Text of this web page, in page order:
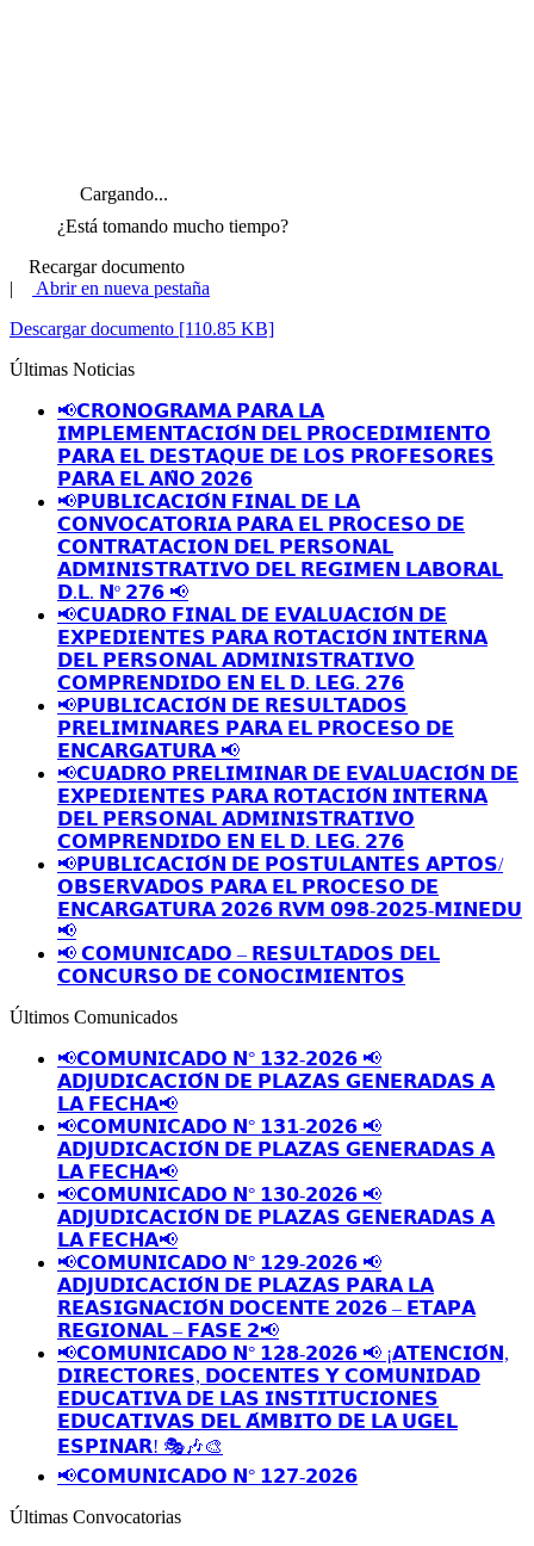
Cargando...
¿Está tomando mucho tiempo?
Recargar documento
|
Abrir en nueva pestaña
Descargar documento [110.85 KB]
Últimas Noticias
📢𝗖𝗥𝗢𝗡𝗢𝗚𝗥𝗔𝗠𝗔 𝗣𝗔𝗥𝗔 𝗟𝗔
𝗜𝗠𝗣𝗟𝗘𝗠𝗘𝗡𝗧𝗔𝗖𝗜𝗢́𝗡 𝗗𝗘𝗟 𝗣𝗥𝗢𝗖𝗘𝗗𝗜𝗠𝗜𝗘𝗡𝗧𝗢
𝗣𝗔𝗥𝗔 𝗘𝗟 𝗗𝗘𝗦𝗧𝗔𝗤𝗨𝗘 𝗗𝗘 𝗟𝗢𝗦 𝗣𝗥𝗢𝗙𝗘𝗦𝗢𝗥𝗘𝗦
𝗣𝗔𝗥𝗔 𝗘𝗟 𝗔𝗡̃𝗢 𝟮𝟬𝟮𝟲
📢𝗣𝗨𝗕𝗟𝗜𝗖𝗔𝗖𝗜𝗢́𝗡 𝗙𝗜𝗡𝗔𝗟 𝗗𝗘 𝗟𝗔
𝗖𝗢𝗡𝗩𝗢𝗖𝗔𝗧𝗢𝗥𝗜𝗔 𝗣𝗔𝗥𝗔 𝗘𝗟 𝗣𝗥𝗢𝗖𝗘𝗦𝗢 𝗗𝗘
𝗖𝗢𝗡𝗧𝗥𝗔𝗧𝗔𝗖𝗜𝗢𝗡 𝗗𝗘𝗟 𝗣𝗘𝗥𝗦𝗢𝗡𝗔𝗟
𝗔𝗗𝗠𝗜𝗡𝗜𝗦𝗧𝗥𝗔𝗧𝗜𝗩𝗢 𝗗𝗘𝗟 𝗥𝗘𝗚𝗜𝗠𝗘𝗡 𝗟𝗔𝗕𝗢𝗥𝗔𝗟
𝗗.𝗟. 𝗡º 𝟮𝟳𝟲 📢
📢𝗖𝗨𝗔𝗗𝗥𝗢 𝗙𝗜𝗡𝗔𝗟 𝗗𝗘 𝗘𝗩𝗔𝗟𝗨𝗔𝗖𝗜𝗢́𝗡 𝗗𝗘
𝗘𝗫𝗣𝗘𝗗𝗜𝗘𝗡𝗧𝗘𝗦 𝗣𝗔𝗥𝗔 𝗥𝗢𝗧𝗔𝗖𝗜𝗢́𝗡 𝗜𝗡𝗧𝗘𝗥𝗡𝗔
𝗗𝗘𝗟 𝗣𝗘𝗥𝗦𝗢𝗡𝗔𝗟 𝗔𝗗𝗠𝗜𝗡𝗜𝗦𝗧𝗥𝗔𝗧𝗜𝗩𝗢
𝗖𝗢𝗠𝗣𝗥𝗘𝗡𝗗𝗜𝗗𝗢 𝗘𝗡 𝗘𝗟 𝗗. 𝗟𝗘𝗚. 𝟮𝟳𝟲
📢𝗣𝗨𝗕𝗟𝗜𝗖𝗔𝗖𝗜𝗢́𝗡 𝗗𝗘 𝗥𝗘𝗦𝗨𝗟𝗧𝗔𝗗𝗢𝗦
𝗣𝗥𝗘𝗟𝗜𝗠𝗜𝗡𝗔𝗥𝗘𝗦 𝗣𝗔𝗥𝗔 𝗘𝗟 𝗣𝗥𝗢𝗖𝗘𝗦𝗢 𝗗𝗘
𝗘𝗡𝗖𝗔𝗥𝗚𝗔𝗧𝗨𝗥𝗔 📢
📢𝗖𝗨𝗔𝗗𝗥𝗢 𝗣𝗥𝗘𝗟𝗜𝗠𝗜𝗡𝗔𝗥 𝗗𝗘 𝗘𝗩𝗔𝗟𝗨𝗔𝗖𝗜𝗢́𝗡 𝗗𝗘
𝗘𝗫𝗣𝗘𝗗𝗜𝗘𝗡𝗧𝗘𝗦 𝗣𝗔𝗥𝗔 𝗥𝗢𝗧𝗔𝗖𝗜𝗢́𝗡 𝗜𝗡𝗧𝗘𝗥𝗡𝗔
𝗗𝗘𝗟 𝗣𝗘𝗥𝗦𝗢𝗡𝗔𝗟 𝗔𝗗𝗠𝗜𝗡𝗜𝗦𝗧𝗥𝗔𝗧𝗜𝗩𝗢
𝗖𝗢𝗠𝗣𝗥𝗘𝗡𝗗𝗜𝗗𝗢 𝗘𝗡 𝗘𝗟 𝗗. 𝗟𝗘𝗚. 𝟮𝟳𝟲
📢𝗣𝗨𝗕𝗟𝗜𝗖𝗔𝗖𝗜𝗢́𝗡 𝗗𝗘 𝗣𝗢𝗦𝗧𝗨𝗟𝗔𝗡𝗧𝗘𝗦 𝗔𝗣𝗧𝗢𝗦/
𝗢𝗕𝗦𝗘𝗥𝗩𝗔𝗗𝗢𝗦 𝗣𝗔𝗥𝗔 𝗘𝗟 𝗣𝗥𝗢𝗖𝗘𝗦𝗢 𝗗𝗘
𝗘𝗡𝗖𝗔𝗥𝗚𝗔𝗧𝗨𝗥𝗔 𝟮𝟬𝟮𝟲 𝗥𝗩𝗠 𝟬𝟵𝟴-𝟮𝟬𝟮𝟱-𝗠𝗜𝗡𝗘𝗗𝗨
📢
📢 𝗖𝗢𝗠𝗨𝗡𝗜𝗖𝗔𝗗𝗢 – 𝗥𝗘𝗦𝗨𝗟𝗧𝗔𝗗𝗢𝗦 𝗗𝗘𝗟
𝗖𝗢𝗡𝗖𝗨𝗥𝗦𝗢 𝗗𝗘 𝗖𝗢𝗡𝗢𝗖𝗜𝗠𝗜𝗘𝗡𝗧𝗢𝗦
Últimos Comunicados
📢𝗖𝗢𝗠𝗨𝗡𝗜𝗖𝗔𝗗𝗢 𝗡° 𝟭𝟯𝟮-𝟮𝟬𝟮𝟲 📢
𝗔𝗗𝗝𝗨𝗗𝗜𝗖𝗔𝗖𝗜𝗢́𝗡 𝗗𝗘 𝗣𝗟𝗔𝗭𝗔𝗦 𝗚𝗘𝗡𝗘𝗥𝗔𝗗𝗔𝗦 𝗔
𝗟𝗔 𝗙𝗘𝗖𝗛𝗔📢
📢𝗖𝗢𝗠𝗨𝗡𝗜𝗖𝗔𝗗𝗢 𝗡° 𝟭𝟯𝟭-𝟮𝟬𝟮𝟲 📢
𝗔𝗗𝗝𝗨𝗗𝗜𝗖𝗔𝗖𝗜𝗢́𝗡 𝗗𝗘 𝗣𝗟𝗔𝗭𝗔𝗦 𝗚𝗘𝗡𝗘𝗥𝗔𝗗𝗔𝗦 𝗔
𝗟𝗔 𝗙𝗘𝗖𝗛𝗔📢
📢𝗖𝗢𝗠𝗨𝗡𝗜𝗖𝗔𝗗𝗢 𝗡° 𝟭𝟯𝟬-𝟮𝟬𝟮𝟲 📢
𝗔𝗗𝗝𝗨𝗗𝗜𝗖𝗔𝗖𝗜𝗢́𝗡 𝗗𝗘 𝗣𝗟𝗔𝗭𝗔𝗦 𝗚𝗘𝗡𝗘𝗥𝗔𝗗𝗔𝗦 𝗔
𝗟𝗔 𝗙𝗘𝗖𝗛𝗔📢
📢𝗖𝗢𝗠𝗨𝗡𝗜𝗖𝗔𝗗𝗢 𝗡° 𝟭𝟮𝟵-𝟮𝟬𝟮𝟲 📢
𝗔𝗗𝗝𝗨𝗗𝗜𝗖𝗔𝗖𝗜𝗢́𝗡 𝗗𝗘 𝗣𝗟𝗔𝗭𝗔𝗦 𝗣𝗔𝗥𝗔 𝗟𝗔
𝗥𝗘𝗔𝗦𝗜𝗚𝗡𝗔𝗖𝗜𝗢́𝗡 𝗗𝗢𝗖𝗘𝗡𝗧𝗘 𝟮𝟬𝟮𝟲 – 𝗘𝗧𝗔𝗣𝗔
𝗥𝗘𝗚𝗜𝗢𝗡𝗔𝗟 – 𝗙𝗔𝗦𝗘 𝟮📢
📢𝗖𝗢𝗠𝗨𝗡𝗜𝗖𝗔𝗗𝗢 𝗡° 𝟭𝟮𝟴-𝟮𝟬𝟮𝟲 📢 ¡𝗔𝗧𝗘𝗡𝗖𝗜𝗢́𝗡,
𝗗𝗜𝗥𝗘𝗖𝗧𝗢𝗥𝗘𝗦, 𝗗𝗢𝗖𝗘𝗡𝗧𝗘𝗦 𝗬 𝗖𝗢𝗠𝗨𝗡𝗜𝗗𝗔𝗗
𝗘𝗗𝗨𝗖𝗔𝗧𝗜𝗩𝗔 𝗗𝗘 𝗟𝗔𝗦 𝗜𝗡𝗦𝗧𝗜𝗧𝗨𝗖𝗜𝗢𝗡𝗘𝗦
𝗘𝗗𝗨𝗖𝗔𝗧𝗜𝗩𝗔𝗦 𝗗𝗘𝗟 𝗔́𝗠𝗕𝗜𝗧𝗢 𝗗𝗘 𝗟𝗔 𝗨𝗚𝗘𝗟
𝗘𝗦𝗣𝗜𝗡𝗔𝗥! 🎭🎶🎨
📢𝗖𝗢𝗠𝗨𝗡𝗜𝗖𝗔𝗗𝗢 𝗡° 𝟭𝟮𝟳-𝟮𝟬𝟮𝟲
Últimas Convocatorias